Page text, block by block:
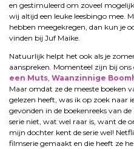
en gestimuleerd om zoveel
wij altijd een leuke leesbingo mee.
hebben meegekregen, dan kun je
vinden bij Juf Maike.
Natuurlijk helpt het ook als je
aanspreken. Momenteel zijn bij ons
een Muts, Waanzinnige
Maar omdat ze de meeste boeken
gelezen heeft, was ik op zoek naar
gevonden in de boekenreeks van
serie niet, wat wel raar is, want de
mijn dochter kent de serie wel!
filmserie gemaakt en die heeft ze